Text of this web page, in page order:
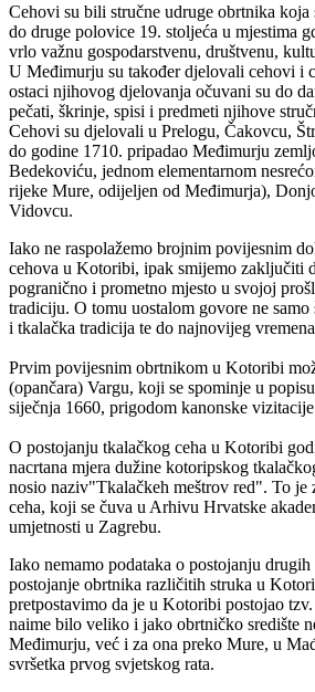
Cehovi su bili stručne udruge obrtnika
do druge polovice 19. stoljeća u mjestima
vrlo važnu gospodarstvenu, društvenu,
U Međimurju su također djelovali cehovi i
ostaci njihovog djelovanja očuvani su do
pečati, škrinje, spisi i predmeti njihove
Cehovi su djelovali u Prelogu, Čakovcu,
do godine 1710. pripadao Međimurju
Bedekoviću, jednom elementarnom
rijeke Mure, odijeljen od Međimurja),
Vidovcu.
Iako ne raspolažemo brojnim povijesnim
cehova u Kotoribi, ipak smijemo zaključiti
pogranično i prometno mjesto u svojoj
tradiciju. O tomu uostalom govore ne
i tkalačka tradicija te do najnovijeg
Prvim povijesnim obrtnikom u Kotoribi
(opančara) Vargu, koji se spominje u
siječnja 1660, prigodom kanonske
O postojanju tkalačkog ceha u Kotoribi
nacrtana mjera dužine kotoripskog
nosio naziv"Tkalačkeh meštrov red". To je
ceha, koji se čuva u Arhivu Hrvatske
umjetnosti u Zagrebu.
Iako nemamo podataka o postojanju
postojanje obrtnika različitih struka u
pretpostavimo da je u Kotoribi postojao
naime bilo veliko i jako obrtničko središte
Međimurju, već i za ona preko Mure, u
svršetka prvog svjetskog rata.